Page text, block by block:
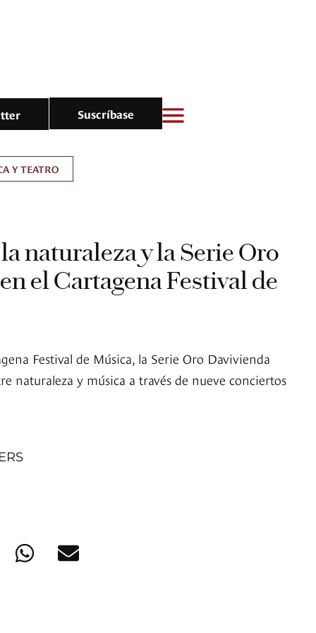
Suscríbase
Y TEATRO
naturaleza y la Serie Oro
el Cartagena Festival de
Festival de Música, la Serie Oro Davivienda
naturaleza y música a través de nueve conciertos